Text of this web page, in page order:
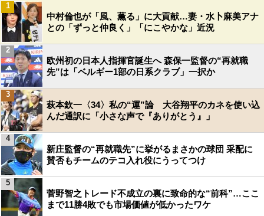
中村倫也が「風、薫る」に大貢献…妻・水卜麻美アナ
との「ずっと仲良く」「にこやかな」近況
1
欧州初の日本人指揮官誕生へ 森保一監督の“再就職
先”は「ベルギー1部の日系クラブ」一択か
2
萩本欽一〈34〉私の“運”論 大谷翔平のカネを使い込
んだ通訳に「小さな声で『ありがとう』」
3
新庄監督の“再就職先”に挙がるまさかの球団 采配に
賛否もチームのテコ入れ役にうってつけ
4
菅野智之トレード不成立の裏に致命的な“前科”…ここ
まで11勝4敗でも市場価値が低かったワケ
5